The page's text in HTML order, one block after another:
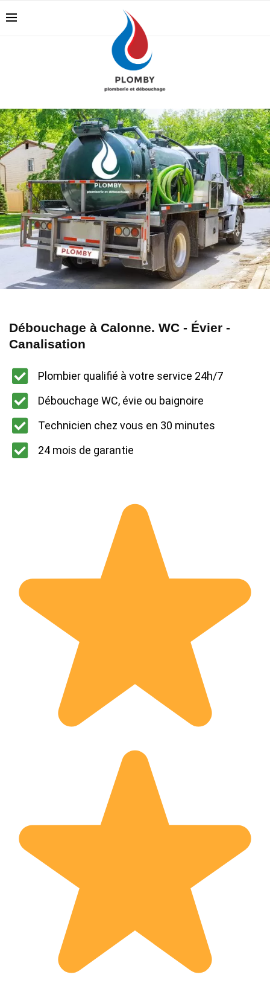
Débouchage à Calonne. WC - Évier -
Canalisation
Plombier qualifié à votre service 24h/7
Débouchage WC, évie ou baignoire
Technicien chez vous en 30 minutes
24 mois de garantie